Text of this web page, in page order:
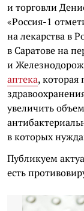
и торговли
«Россия-1
на лекарства в
в Саратове на
и
аптека,
увеличить
в которых
Публикуем
есть